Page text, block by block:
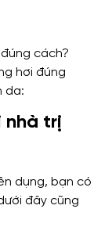
cách?
hơi đúng
da:
nhà trị
dụng, bạn có
đây cũng